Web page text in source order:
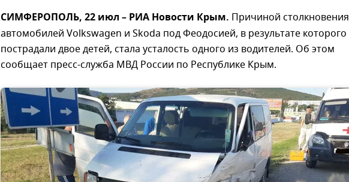
СИМФЕРОПОЛЬ, 22 июл – РИА Новости Крым. Причиной столкновения
автомобилей Volkswagen и Skoda под Феодосией, в результате которого
пострадали двое детей, стала усталость одного из водителей. Об этом
сообщает пресс-служба МВД России по Республике Крым.